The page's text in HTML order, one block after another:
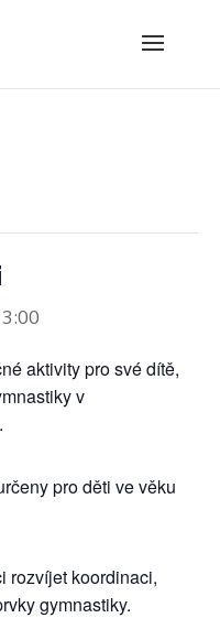
aktivity pro své dítě,
v
pro děti ve věku
rozvíjet koordinaci,
gymnastiky.